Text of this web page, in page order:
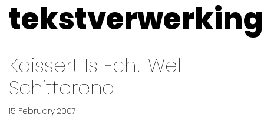
tekstverwerking
Kdissert Is Echt Wel
Schitterend
15 February 2007